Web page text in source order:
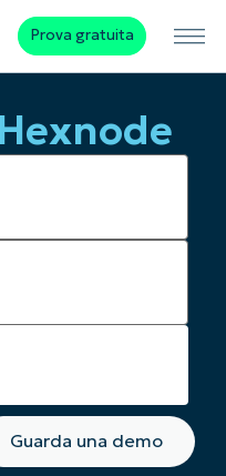
Prova gratuita
Guarda una demo